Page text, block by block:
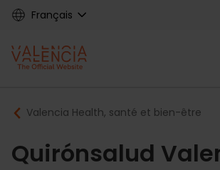
Skip
content
Français
Main
navigation
Breadcrumb
Valencia Health, santé et bien-être
Quirónsalud